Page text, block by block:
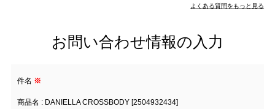
よくある質問をもっと見る
お問い合わせ情報の入力
件名 ※
商品名 : DANIELLA CROSSBODY [2504932434]